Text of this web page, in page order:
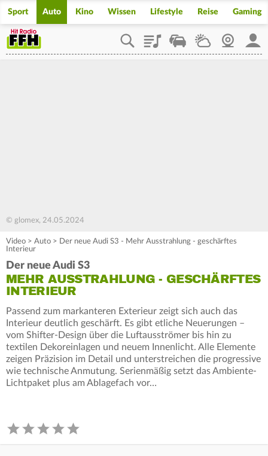
Sport Auto Kino Wissen Lifestyle Reise Gaming
PlaylistStaupilotWetterWebcam
© glomex, 24.05.2024
Video > Auto > Der neue Audi S3 - Mehr Ausstrahlung - geschärftes
Interieur
Der neue Audi S3
MEHR AUSSTRAHLUNG - GESCHÄRFTES
INTERIEUR
Passend zum markanteren Exterieur zeigt sich auch das
Interieur deutlich geschärft. Es gibt etliche Neuerungen –
vom Shifter-Design über die Luftausströmer bis hin zu
textilen Dekoreinlagen und neuem Innenlicht. Alle Elemente
zeigen Präzision im Detail und unterstreichen die progressive
wie technische Anmutung. Serienmäßig setzt das Ambiente-
Lichtpaket plus am Ablagefach vor…